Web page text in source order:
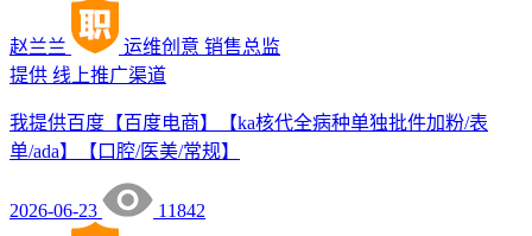
赵兰兰 运维创意 销售总监
提供 线上推广渠道
我提供百度【百度电商】【ka核代全病种单独批件加粉/表
单/ada】【口腔/医美/常规】
2026-06-23 11842